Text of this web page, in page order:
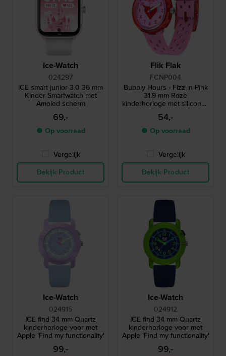
Ice-Watch
024297
ICE smart junior 3.0 36 mm
Kinder Smartwatch met
Amoled scherm
69,-
● Op voorraad
Vergelijk
Bekijk Product
Flik Flak
FCNP004
Bubbly Hours - Fizz in Pink
31.9 mm Roze
kinderhorloge met siliconen
band
54,-
● Op voorraad
Vergelijk
Bekijk Product
Ice-Watch
024915
ICE find 34 mm Quartz
kinderhorloge voor met
Apple 'Find my functionality'
99,-
Ice-Watch
024912
ICE find 34 mm Quartz
kinderhorloge voor met
Apple 'Find my functionality'
99,-